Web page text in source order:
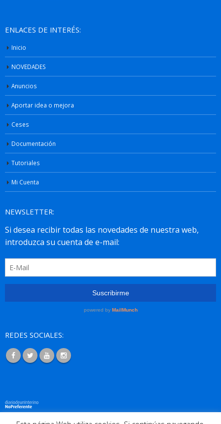
ENLACES DE INTERÉS:
Inicio
NOVEDADES
Anuncios
Aportar idea o mejora
Ceses
Documentación
Tutoriales
Mi Cuenta
NEWSLETTER:
REDES SOCIALES: